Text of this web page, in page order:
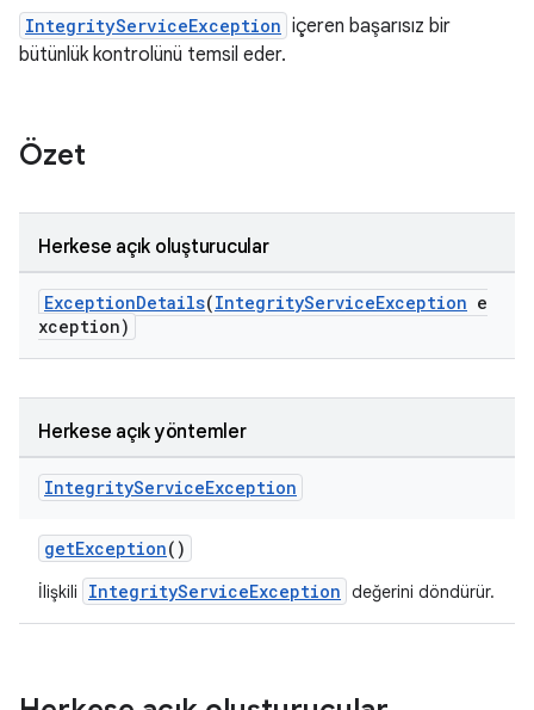
IntegrityServiceException içeren başarısız bir
bütünlük kontrolünü temsil eder.
Özet
Herkese açık oluşturucular
ExceptionDetails(IntegrityServiceException e
xception)
Herkese açık yöntemler
IntegrityServiceException
getException()
İlişkili IntegrityServiceException değerini döndürür.